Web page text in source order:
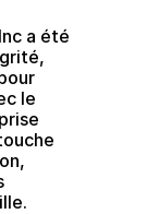
a été
le